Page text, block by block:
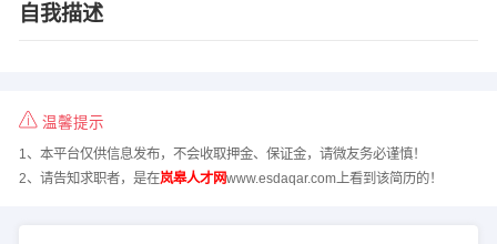
自我描述
温馨提示
1、本平台仅供信息发布，不会收取押金、保证金，请微友务必谨慎！
2、请告知求职者，是在岚皋人才网www.esdaqar.com上看到该简历的！